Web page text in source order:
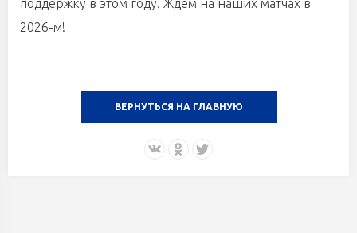
поддержку в этом году. Ждём на наших матчах в
2026-м!
ВЕРНУТЬСЯ НА ГЛАВНУЮ